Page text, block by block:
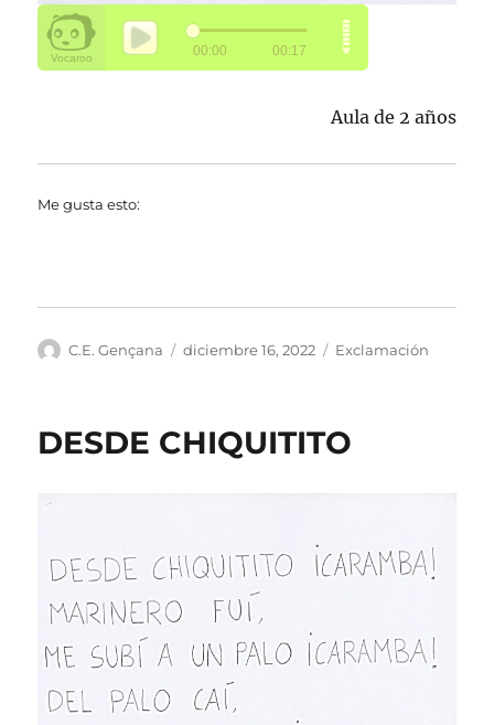
Aula de 2 años
Me gusta esto:
Autor
C.E. Gençana
Publicado
diciembre 16, 2022 Categorías
Exclamación
DESDE CHIQUITITO